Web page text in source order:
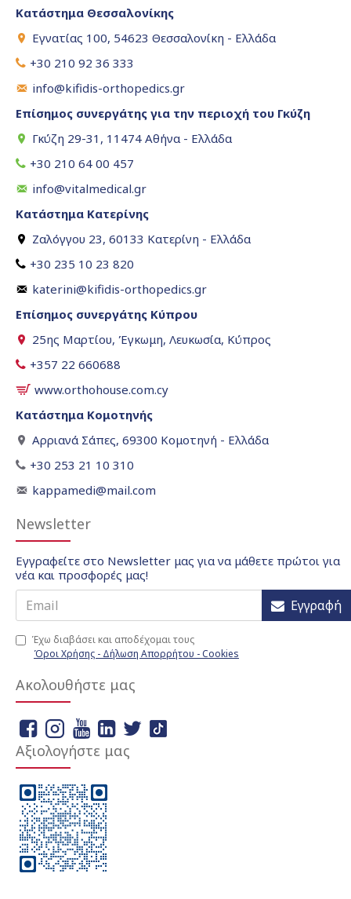
Κατάστημα Θεσσαλονίκης
Εγνατίας 100, 54623 Θεσσαλονίκη - Ελλάδα
+30 210 92 36 333
info@kifidis-orthopedics.gr
Επίσημος συνεργάτης για την περιοχή του Γκύζη
Γκύζη 29-31, 11474 Αθήνα - Ελλάδα
+30 210 64 00 457
info@vitalmedical.gr
Κατάστημα Κατερίνης
Ζαλόγγου 23, 60133 Κατερίνη - Ελλάδα
+30 235 10 23 820
katerini@kifidis-orthopedics.gr
Επίσημος συνεργάτης Κύπρου
25ης Μαρτίου, Έγκωμη, Λευκωσία, Κύπρος
+357 22 660688
www.orthohouse.com.cy
Κατάστημα Κομοτηνής
Αρριανά Σάπες, 69300 Κομοτηνή - Ελλάδα
+30 253 21 10 310
kappamedi@mail.com
Newsletter
Εγγραφείτε στο Newsletter μας για να μάθετε πρώτοι για
νέα και προσφορές μας!
Εγγραφή
Έχω διαβάσει και αποδέχομαι τους
Όροι Χρήσης - Δήλωση Απορρήτου - Cookies
Ακολουθήστε μας
Αξιολογήστε μας